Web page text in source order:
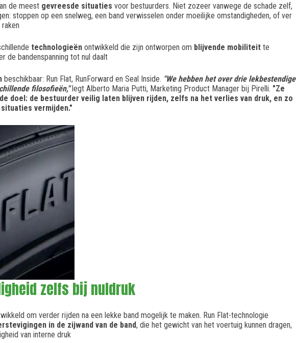
de meest gevreesde situaties voor bestuurders. Niet zozeer vanwege de schade zelf,
stoppen op een snelweg, een band verwisselen onder moeilijke omstandigheden, of ver
technologieën ontwikkeld die zijn ontworpen om blijvende mobiliteit te
de bandenspanning tot nul daalt
beschikbaar: Run Flat, RunForward en Seal Inside. "We hebben het over drie lekbestendige
filosofieën,"legt Alberto Maria Putti, Marketing Product Manager bij Pirelli. "Ze
doel: de bestuurder veilig laten blijven rijden, zelfs na het verlies van druk, en zo
vermijden."
zelfs bij nuldruk
om verder rijden na een lekke band mogelijk te maken. Run Flat-technologie
in de zijwand van de band, die het gewicht van het voertuig kunnen dragen,
van interne druk